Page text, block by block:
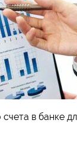
в банке